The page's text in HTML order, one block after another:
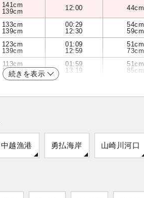
141cm
139cm
12:00 44cm
133cm
139cm
00:29
12:30
54cm
59cm
123cm
139cm
01:09
12:59
51cm
73cm
113cm
138cm
01:59
13:19
51cm
85cm
続きを表示
中越漁港 勇払海岸 山崎川河口